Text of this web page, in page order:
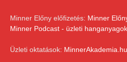
Minner Előny előfizetés: Minner
Minner Podcast - üzleti hanganyagok
Üzleti oktatások: MinnerAkademia.hu